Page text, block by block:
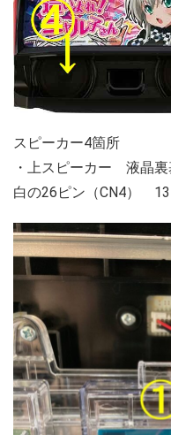
スピーカー4箇所
・上スピーカー 液晶裏
白の26ピン（CN4）